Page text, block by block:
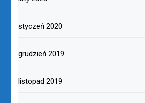
styczeń 2020
grudzień 2019
listopad 2019